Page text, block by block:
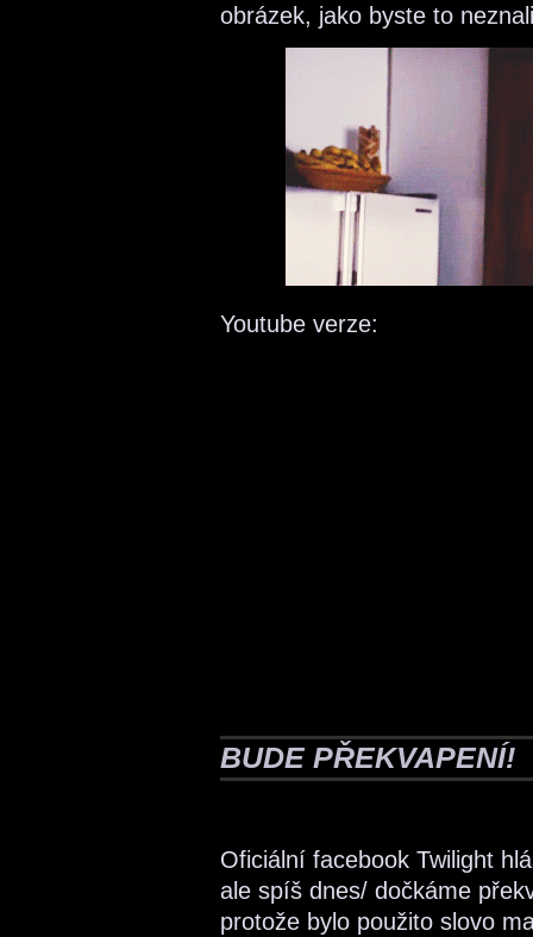
obrázek, jako byste to
Youtube verze:
BUDE PŘEKVAPENÍ!
Oficiální facebook Twilight
ale spíš dnes/ dočkáme
protože bylo použito slovo